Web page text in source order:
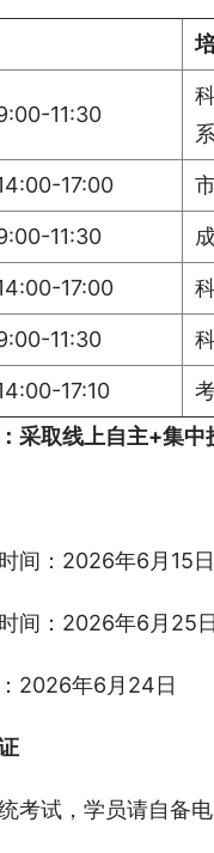
11:30
17:00
11:30
17:00
11:30
17:10
采取线上自主+集中
间：2026年6月15
间：2026年6月25
2026年6月24日
考试，学员请自备电